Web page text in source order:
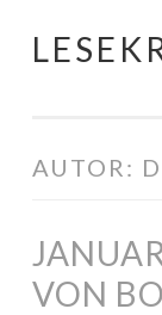
Springe
AUTOR:
VON